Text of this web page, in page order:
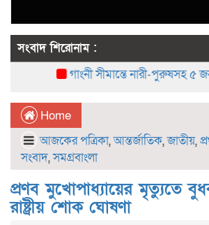
সংবাদ শিরোনাম :
গাংনী সীমান্তে নারী-পুরুষসহ ৫
Home
আজকের পত্রিকা,আন্তর্জাতিক,জাতীয়,
সংবাদ,সমগ্রবাংলা
প্রণব মুখোপাধ্যায়ের মৃত্যুতে
রাষ্ট্রীয় শোক ঘোষণা